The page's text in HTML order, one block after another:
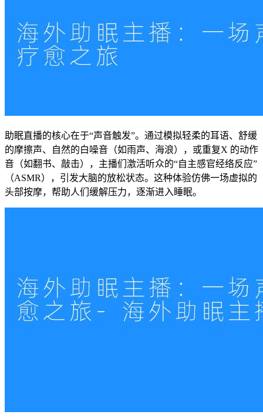
助眠直播的核心在于“声音触发”。通过模拟轻柔的耳语、舒缓
的摩擦声、自然的白噪音（如雨声、海浪），或重复X 的动作
音（如翻书、敲击），主播们激活听众的“自主感官经络反应”
（ASMR），引发大脑的放松状态。这种体验仿佛一场虚拟的
头部按摩，帮助人们缓解压力，逐渐进入睡眠。